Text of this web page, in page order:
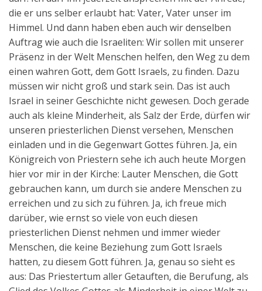
die er uns selber erlaubt hat: Vater, Vater unser im
Himmel. Und dann haben eben auch wir denselben
Auftrag wie auch die Israeliten: Wir sollen mit unserer
Präsenz in der Welt Menschen helfen, den Weg zu dem
einen wahren Gott, dem Gott Israels, zu finden. Dazu
müssen wir nicht groß und stark sein. Das ist auch
Israel in seiner Geschichte nicht gewesen. Doch gerade
auch als kleine Minderheit, als Salz der Erde, dürfen wir
unseren priesterlichen Dienst versehen, Menschen
einladen und in die Gegenwart Gottes führen. Ja, ein
Königreich von Priestern sehe ich auch heute Morgen
hier vor mir in der Kirche: Lauter Menschen, die Gott
gebrauchen kann, um durch sie andere Menschen zu
erreichen und zu sich zu führen. Ja, ich freue mich
darüber, wie ernst so viele von euch diesen
priesterlichen Dienst nehmen und immer wieder
Menschen, die keine Beziehung zum Gott Israels
hatten, zu diesem Gott führen. Ja, genau so sieht es
aus: Das Priestertum aller Getauften, die Berufung, als